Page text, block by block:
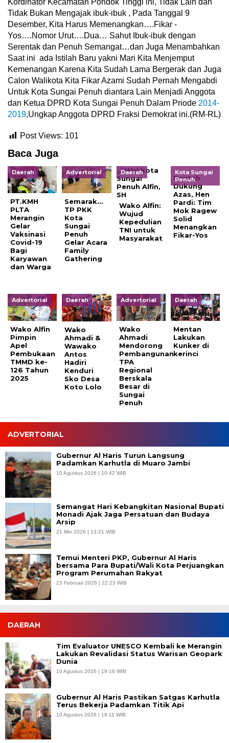
Tidak Bukan Mengajak ibuk-ibuk , Pada Tanggal 9
Desember, Kita Harus Memenangkan….Fikar -
Yos….Nomor Urut….Dua… Sahut Ibuk-ibuk dengan
Serentak dan Penuh Semangat…dan Juga Menambahkan
Saat ini ada Istilah Baru yakni Mari Kita Menjemput
Kemenangan Karena Kita Sudah Lama Bergerak dan Juga
Calon Walikota Kita Fikar Azami Sudah Pernah Mengabdi
Untuk Kota Sungai Penuh diantara Lain Menjadi Anggota
dan Ketua DPRD Kota Sungai Penuh Dalam Priode 2014-
2019,Ungkap Anggota DPRD Fraksi Demokrat ini.(RM-RL)
Post Views: 101
Baca Juga
Daerah
PT.KMH
PLTA
Merangin
Gelar
Vaksinasi
Covid-19
Bagi
Karyawan
dan Warga
Advertorial
Semarak…
TP PKK
Kota
Sungai
Penuh
Gelar Acara
Family
Gathering
Daerah
Wako Alfin:
Wujud
Kepedulian
TNI untuk
Masyarakat
Kota Sungai
Penuh
Bantah
Dukung
Azas, Hen
Pardi: Tim
Mok Ragew
Solid
Menangkan
Fikar-Yos
Advertorial
Wako Alfin
Pimpin
Apel
Pembukaan
TMMD ke-
126 Tahun
2025
Daerah
Wako
Ahmadi &
Wawako
Antos
Hadiri
Kenduri
Sko Desa
Koto Lolo
Advertorial
Wako
Ahmadi
Mendorong
Pembangunan
TPA
Regional
Berskala
Besar di
Sungai
Penuh
Daerah
Mentan
Lakukan
Kunker di
kerinci
ADVERTORIAL
Gubernur Al Haris Turun Langsung
Padamkan Karhutla di Muaro Jambi
10 Agustus 2026 | 10:42 WIB
Semangat Hari Kebangkitan Nasional Bupati
Monadi Ajak Jaga Persatuan dan Budaya
Arsip
21 Mei 2026 | 13:21 WIB
Temui Menteri PKP, Gubernur Al Haris
bersama Para Bupati/Wali Kota Perjuangkan
Program Perumahan Rakyat
23 Februari 2026 | 22:23 WIB
DAERAH
Tim Evaluator UNESCO Kembali ke Merangin
Lakukan Revalidasi Status Warisan Geopark
Dunia
10 Agustus 2026 | 19:16 WIB
Gubernur Al Haris Pastikan Satgas Karhutla
Terus Bekerja Padamkan Titik Api
10 Agustus 2026 | 18:11 WIB